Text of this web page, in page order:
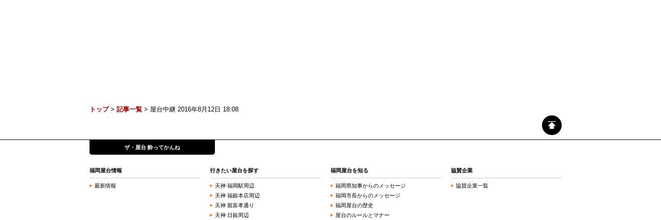
トップ> 記事一覧 > 屋台中継 2016年8月12日 18:08
ザ・屋台 酔ってかんね
福岡屋台情報
最新情報
行きたい屋台を探す
天神 福岡駅周辺
天神 福銀本店周辺
天神 親富孝通り
天神 日銀周辺
福岡屋台を知る
福岡県知事からのメッセージ
福岡市長からのメッセージ
福岡屋台の歴史
屋台のルールとマナー
協賛企業
協賛企業一覧